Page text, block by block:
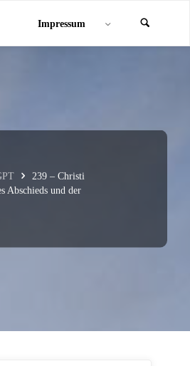
Impressum
239 – Christi
Abschieds und der